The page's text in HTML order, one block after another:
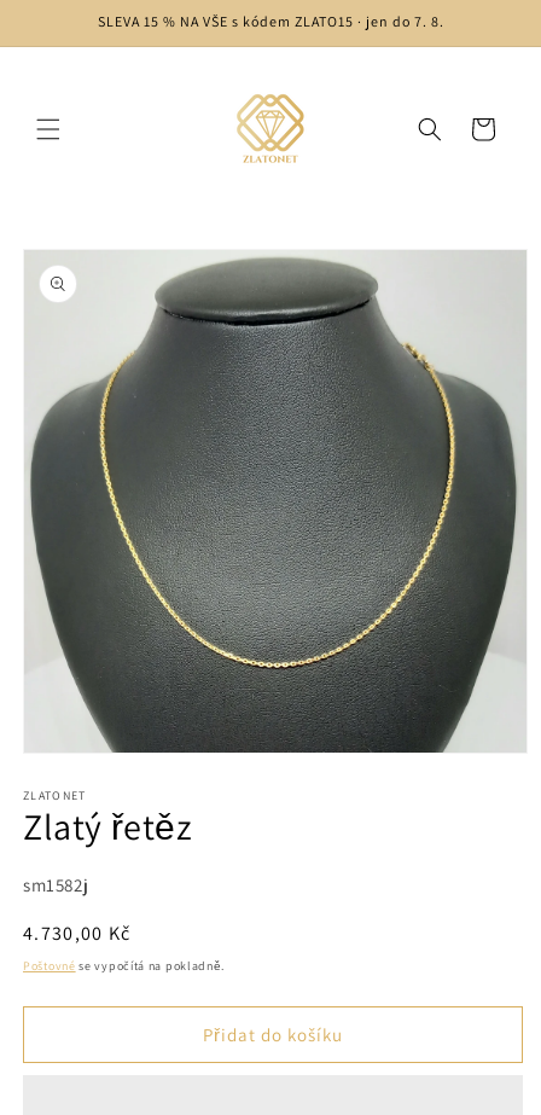
SLEVA 15 % NA VŠE s kódem ZLATO15 · jen do 7. 8.
Košík
produktu
1
v
modálním
ZLATONET
Zlatý řetěz
SKU:
sm1582j
Běžná
cena
4.730,00 Kč
Poštovné se vypočítá na pokladně.
Přidat do košíku